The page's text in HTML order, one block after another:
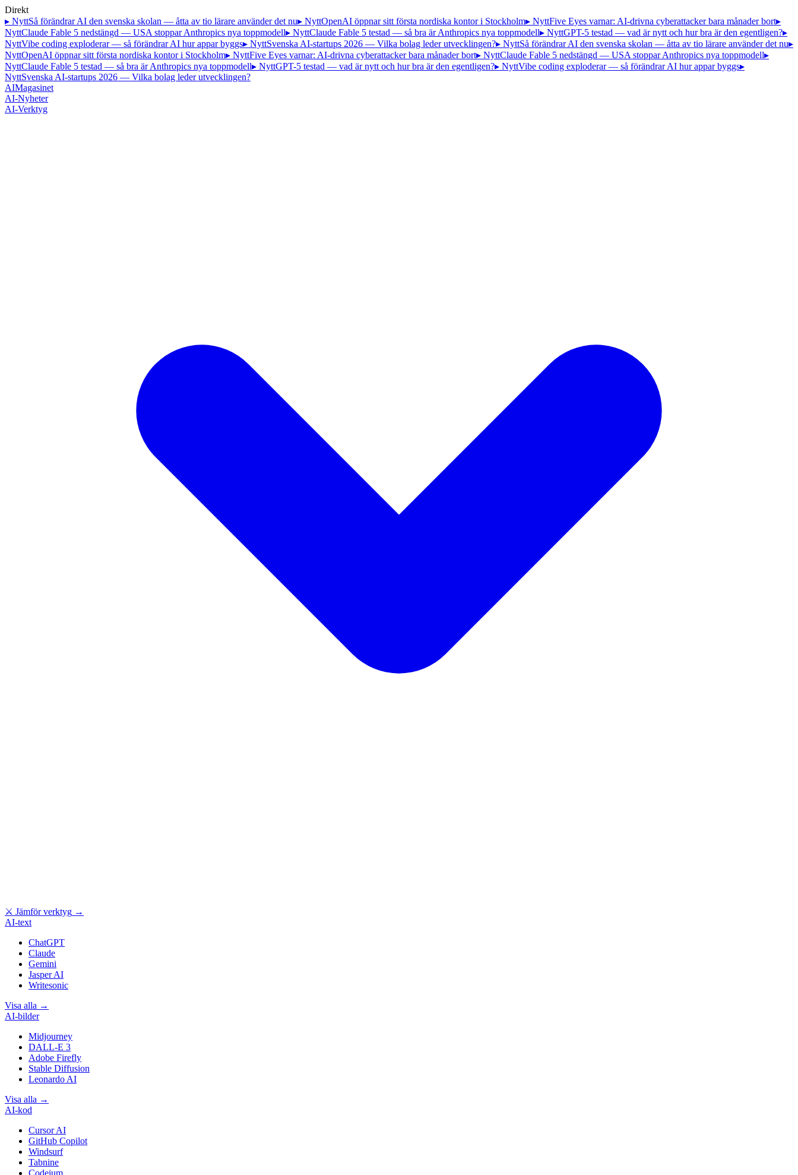
Direkt
▸ NyttSå förändrar AI den svenska skolan — åtta av tio lärare använder det nu▸ NyttOpenAI öppnar sitt första nordiska kontor i Stockholm▸ NyttFive Eyes varnar: AI-drivna cyberattacker bara månader bort▸
NyttClaude Fable 5 nedstängd — USA stoppar Anthropics nya toppmodell▸ NyttClaude Fable 5 testad — så bra är Anthropics nya toppmodell▸ NyttGPT-5 testad — vad är nytt och hur bra är den egentligen?▸
NyttVibe coding exploderar — så förändrar AI hur appar byggs▸ NyttSvenska AI-startups 2026 — Vilka bolag leder utvecklingen?▸ NyttSå förändrar AI den svenska skolan — åtta av tio lärare använder det nu▸
NyttOpenAI öppnar sitt första nordiska kontor i Stockholm▸ NyttFive Eyes varnar: AI-drivna cyberattacker bara månader bort▸ NyttClaude Fable 5 nedstängd — USA stoppar Anthropics nya toppmodell▸
NyttClaude Fable 5 testad — så bra är Anthropics nya toppmodell▸ NyttGPT-5 testad — vad är nytt och hur bra är den egentligen?▸ NyttVibe coding exploderar — så förändrar AI hur appar byggs▸
NyttSvenska AI-startups 2026 — Vilka bolag leder utvecklingen?
AIMagasinet
AI-Nyheter
AI-Verktyg
⚔ Jämför verktyg →
AI-text
ChatGPT
Claude
Gemini
Jasper AI
Writesonic
Visa alla →
AI-bilder
Midjourney
DALL-E 3
Adobe Firefly
Stable Diffusion
Leonardo AI
Visa alla →
AI-kod
Cursor AI
GitHub Copilot
Windsurf
Tabnine
Codeium